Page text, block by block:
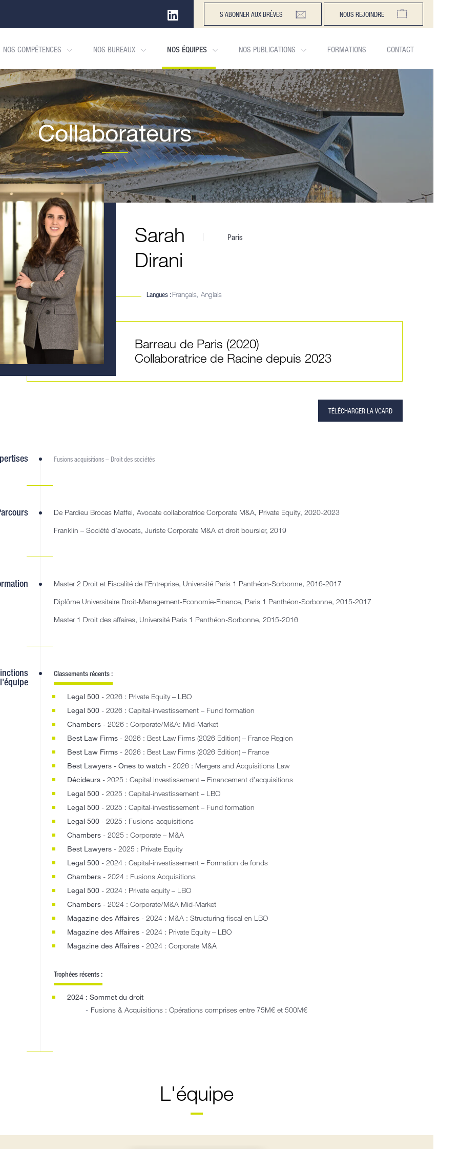
S'ABONNER AUX BRÊVES NOUS REJOINDRE
NOS COMPÉTENCES NOS BUREAUX NOS ÉQUIPES NOS PUBLICATIONS FORMATIONS CONTACT
Collaborateurs
Sarah Paris
Dirani
Langues :Français, Anglais
Barreau de Paris (2020)
Collaboratrice de Racine depuis 2023
TÉLÉCHARGER LA VCARD
Fusions acquisitions – Droit des sociétés
De Pardieu Brocas Maffei, Avocate collaboratrice Corporate M&A, Private Equity, 2020-2023
Franklin – Société d’avocats, Juriste Corporate M&A et droit boursier, 2019
Master 2 Droit et Fiscalité de l’Entreprise, Université Paris 1 Panthéon-Sorbonne, 2016-2017
Diplôme Universitaire Droit-Management-Economie-Finance, Paris 1 Panthéon-Sorbonne, 2015-2017
Master 1 Droit des affaires, Université Paris 1 Panthéon-Sorbonne, 2015-2016
Classements récents :
Legal 500 - 2026 : Private Equity – LBO
Legal 500 - 2026 : Capital-investissement – Fund formation
Chambers - 2026 : Corporate/M&A: Mid-Market
Best Law Firms - 2026 : Best Law Firms (2026 Edition) – France Region
Best Law Firms - 2026 : Best Law Firms (2026 Edition) – France
Best Lawyers - Ones to watch - 2026 : Mergers and Acquisitions Law
Décideurs - 2025 : Capital Investissement – Financement d’acquisitions
Legal 500 - 2025 : Capital-investissement – LBO
Legal 500 - 2025 : Capital-investissement – Fund formation
Legal 500 - 2025 : Fusions-acquisitions
Chambers - 2025 : Corporate – M&A
Best Lawyers - 2025 : Private Equity
Legal 500 - 2024 : Capital-investissement – Formation de fonds
Chambers - 2024 : Fusions Acquisitions
Legal 500 - 2024 : Private equity – LBO
Chambers - 2024 : Corporate/M&A Mid-Market
Magazine des Affaires - 2024 : M&A : Structuring fiscal en LBO
Magazine des Affaires - 2024 : Private Equity – LBO
Magazine des Affaires - 2024 : Corporate M&A
Trophées récents :
2024 : Sommet du droit
Fusions & Acquisitions : Opérations comprises entre 75M€ et 500M€
L'équipe